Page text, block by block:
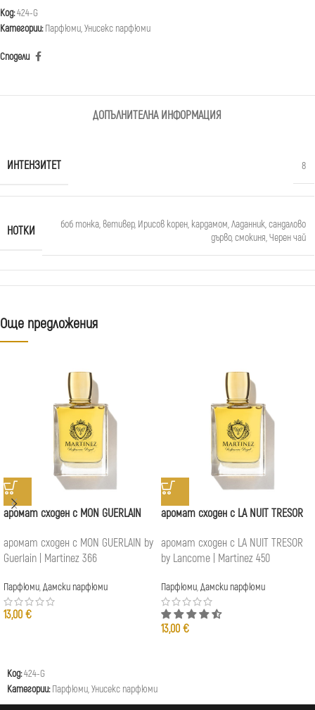
Код:424-G
Категории: Парфюми,Унисекс парфюми
Сподели
ДОПЪЛНИТЕЛНА ИНФОРМАЦИЯ
ИНТЕНЗИТЕТ 8
НОТКИ боб тонка, ветивер, Ирисов корен, кардамом,Ладанник,сандалово
дърво,смокиня,Черен чай
Още предложения
аромат сходен с MON GUERLAIN
аромат сходен с MON GUERLAIN by
Guerlain | Martinez 366
Парфюми,Дамски парфюми
13,00 €
аромат сходен с LA NUIT TRESOR
аромат сходен с LA NUIT TRESOR
by Lancome | Martinez 450
Парфюми,Дамски парфюми
13,00 €
Код:424-G
Категории: Парфюми,Унисекс парфюми